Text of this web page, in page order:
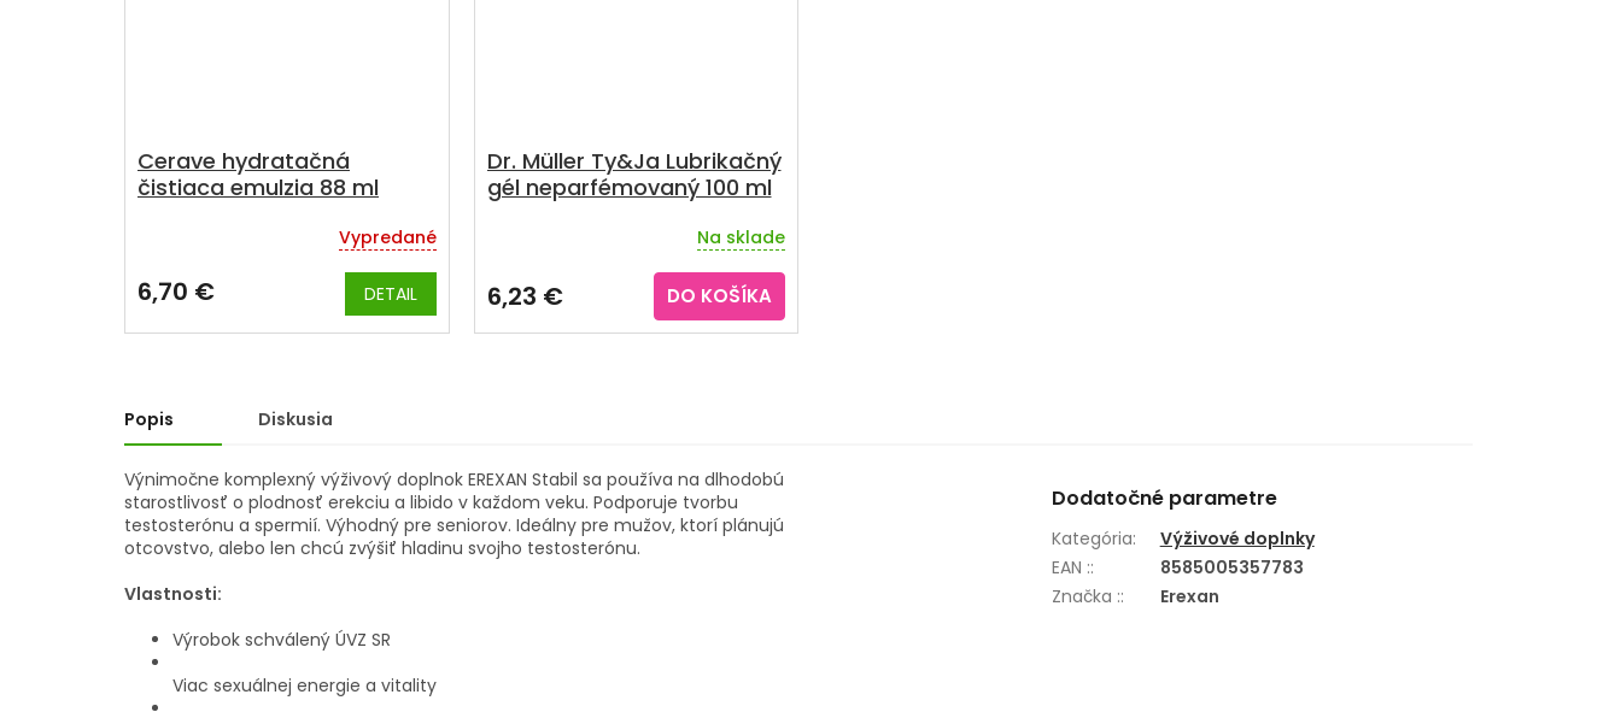
Cerave hydratačná
čistiaca emulzia 88 ml
produktu
5,0
Vypredané
6,70 € DETAIL
Dr. Müller Ty&Ja Lubrikačný
gél neparfémovaný 100 ml
produktu
je
4,5
Na sklade
6,23 € DO KOŠÍKA
Popis Diskusia
Výnimočne komplexný výživový doplnok EREXAN Stabil sa používa na dlhodobú
starostlivosť o plodnosť erekciu a libido v každom veku. Podporuje tvorbu
testosterónu a spermií. Výhodný pre seniorov. Ideálny pre mužov, ktorí plánujú
otcovstvo, alebo len chcú zvýšiť hladinu svojho testosterónu.
Vlastnosti:
Výrobok schválený ÚVZ SR
Viac sexuálnej energie a vitality
Dodatočné parametre
Kategória:
Výživové doplnky
EAN ::
8585005357783
Značka :: Erexan